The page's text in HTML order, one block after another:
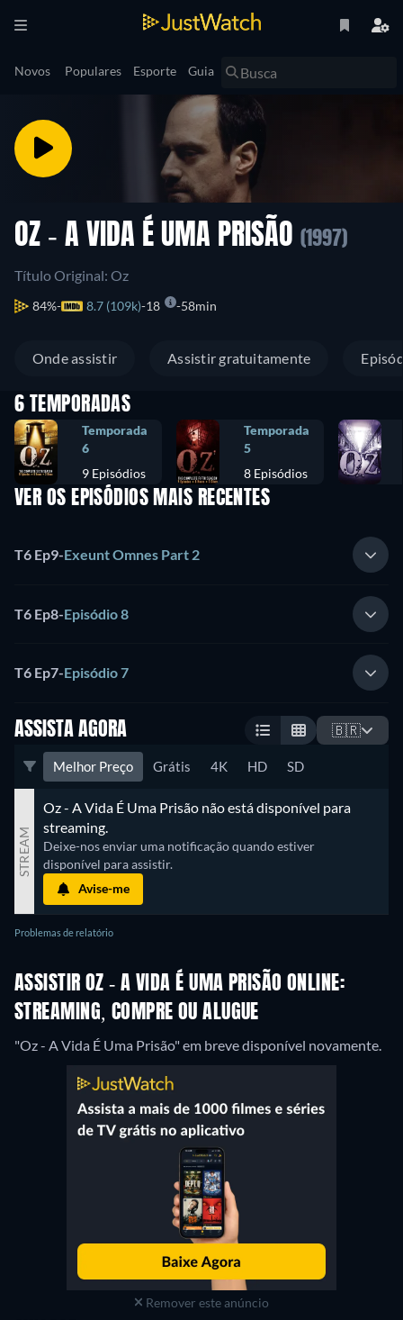
Novos Populares Esporte Guia
OZ - A VIDA É UMA PRISÃO (1997)
Título Original: Oz
84% 8.7 (109k) 18 58min
Onde assistir Assistir gratuitamente
6 TEMPORADAS
Temporada
6
9 Episódios
Temporada
5
8 Episódios
VER OS EPISÓDIOS MAIS RECENTES
T6 Ep9-Exeunt Omnes Part 2
T6 Ep8-Episódio 8
T6 Ep7-Episódio 7
ASSISTA AGORA 🇧🇷
Melhor Preço Grátis 4K HD SD
STREAM
Oz - A Vida É Uma Prisão não está disponível para
streaming.
Deixe-nos enviar uma notificação quando estiver
disponível para assistir.
Avise-me
Problemas de relatório
ASSISTIR OZ - A VIDA É UMA PRISÃO ONLINE:
STREAMING, COMPRE OU ALUGUE
"Oz - A Vida É Uma Prisão" em breve disponível novamente.
Remover este anúncio